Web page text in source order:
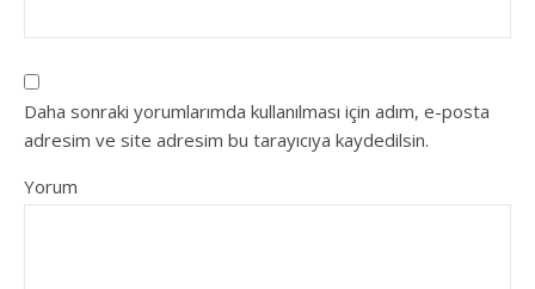
Daha sonraki yorumlarımda kullanılması için adım, e-posta
adresim ve site adresim bu tarayıcıya kaydedilsin.
Yorum